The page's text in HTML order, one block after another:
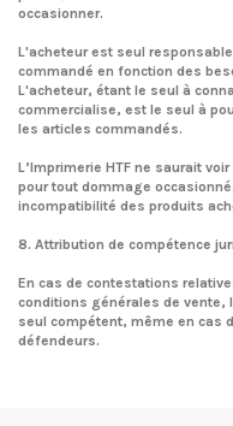
occasionner.
L'acheteur est seul
commandé en fonction des
L'acheteur, étant le seul à
commercialise, est le seul à
les articles commandés.
L’Imprimerie HTF ne saurait
pour tout dommage
incompatibilité des produits
8. Attribution de compétence
En cas de contestations
conditions générales de vente,
seul compétent, même en cas
défendeurs.